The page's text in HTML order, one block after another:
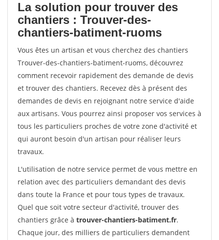
La solution pour trouver des
chantiers : Trouver-des-
chantiers-batiment-ruoms
Vous êtes un artisan et vous cherchez des chantiers
Trouver-des-chantiers-batiment-ruoms, découvrez
comment recevoir rapidement des demande de devis
et trouver des chantiers. Recevez dès à présent des
demandes de devis en rejoignant notre service d'aide
aux artisans. Vous pourrez ainsi proposer vos services à
tous les particuliers proches de votre zone d'activité et
qui auront besoin d'un artisan pour réaliser leurs
travaux.
L'utilisation de notre service permet de vous mettre en
relation avec des particuliers demandant des devis
dans toute la France et pour tous types de travaux.
Quel que soit votre secteur d'activité, trouver des
chantiers grâce à trouver-chantiers-batiment.fr.
Chaque jour, des milliers de particuliers demandent